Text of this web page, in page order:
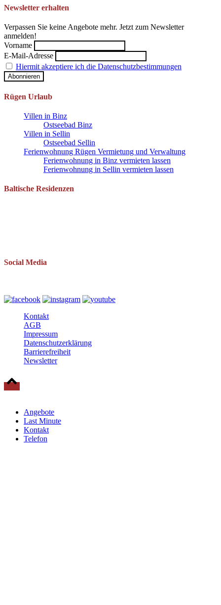
Newsletter erhalten
Verpassen Sie keine Angebote mehr. Jetzt zum Newsletter
anmelden!
Vorname
E-Mail-Adresse
Hiermit akzeptiere ich die Datenschutzbestimmungen
Rügen Urlaub
Villen in Binz
Ostseebad Binz
Villen in Sellin
Ostseebad Sellin
Ferienwohnung Rügen Vermietung und Verwaltung
Ferienwohnung in Binz vermieten lassen
Ferienwohnung in Sellin vermieten lassen
Baltische Residenzen
Social Media
Kontakt
AGB
Impressum
Datenschutzerklärung
Barrierefreiheit
Newsletter
Angebote
Last Minute
Kontakt
Telefon